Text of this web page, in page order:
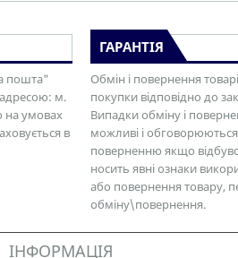
пошта"
м.
на умовах
в
ГАРАНТІЯ
Обмін і повернення
покупки відповідно до
Випадки обміну і
можливі і
поверненню якщо
носить явні ознаки
або повернення товару,
обміну\повернення.
ІНФОРМАЦІЯ